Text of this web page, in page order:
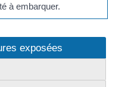
à embarquer.
exposées